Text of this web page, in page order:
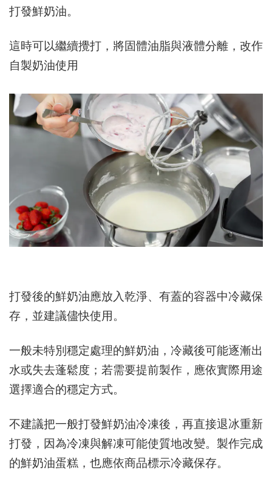
打發鮮奶油。
這時可以繼續攪打，將固體油脂與液體分離，改作
自製奶油使用
打發後的鮮奶油應放入乾淨、有蓋的容器中冷藏保
存，並建議儘快使用。
一般未特別穩定處理的鮮奶油，冷藏後可能逐漸出
水或失去蓬鬆度；若需要提前製作，應依實際用途
選擇適合的穩定方式。
不建議把一般打發鮮奶油冷凍後，再直接退冰重新
打發，因為冷凍與解凍可能使質地改變。製作完成
的鮮奶油蛋糕，也應依商品標示冷藏保存。